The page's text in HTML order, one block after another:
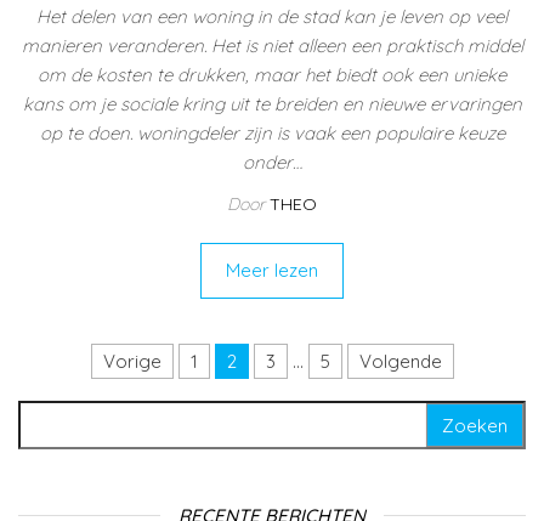
Het delen van een woning in de stad kan je leven op veel
manieren veranderen. Het is niet alleen een praktisch middel
om de kosten te drukken, maar het biedt ook een unieke
kans om je sociale kring uit te breiden en nieuwe ervaringen
op te doen. woningdeler zijn is vaak een populaire keuze
onder…
Door THEO
Meer lezen
Berichten paginering
Vorige 1 2 3 … 5 Volgende
RECENTE BERICHTEN